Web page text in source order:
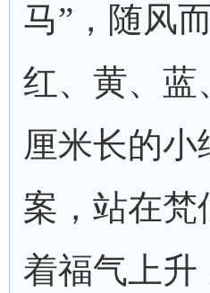
马”，随风
红、黄、蓝
厘米长的小
案，站在梵
着福气上升